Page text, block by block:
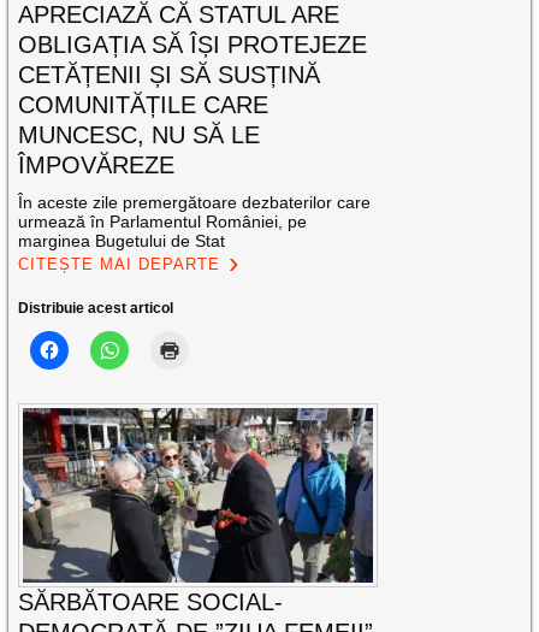
APRECIAZĂ CĂ STATUL ARE
OBLIGAȚIA SĂ ÎȘI PROTEJEZE
CETĂȚENII ȘI SĂ SUSȚINĂ
COMUNITĂȚILE CARE
MUNCESC, NU SĂ LE
ÎMPOVĂREZE
În aceste zile premergătoare dezbaterilor care
urmează în Parlamentul României, pe
marginea Bugetului de Stat
CITEȘTE MAI DEPARTE
Distribuie acest articol
SĂRBĂTOARE SOCIAL-